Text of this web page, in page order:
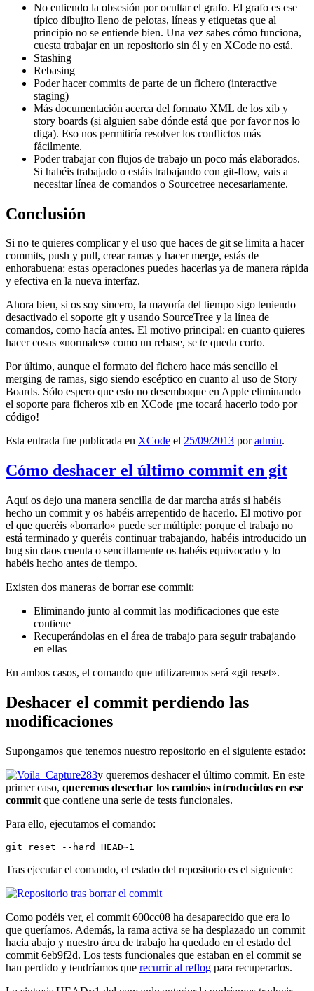
No entiendo la obsesión por ocultar el grafo. El grafo es ese
típico dibujito lleno de pelotas, líneas y etiquetas que al
principio no se entiende bien. Una vez sabes cómo funciona,
cuesta trabajar en un repositorio sin él y en XCode no está.
Stashing
Rebasing
Poder hacer commits de parte de un fichero (interactive
staging)
Más documentación acerca del formato XML de los xib y
story boards (si alguien sabe dónde está que por favor nos lo
diga). Eso nos permitiría resolver los conflictos más
fácilmente.
Poder trabajar con flujos de trabajo un poco más elaborados.
Si habéis trabajado o estáis trabajando con git-flow, vais a
necesitar línea de comandos o Sourcetree necesariamente.
Conclusión
Si no te quieres complicar y el uso que haces de git se limita a hacer
commits, push y pull, crear ramas y hacer merge, estás de
enhorabuena: estas operaciones puedes hacerlas ya de manera rápida
y efectiva en la nueva interfaz.
Ahora bien, si os soy sincero, la mayoría del tiempo sigo teniendo
desactivado el soporte git y usando SourceTree y la línea de
comandos, como hacía antes. El motivo principal: en cuanto quieres
hacer cosas «normales» como un rebase, se te queda corto.
Por último, aunque el formato del fichero hace más sencillo el
merging de ramas, sigo siendo escéptico en cuanto al uso de Story
Boards. Sólo espero que esto no desemboque en Apple eliminando
el soporte para ficheros xib en XCode ¡me tocará hacerlo todo por
código!
Esta entrada fue publicada en XCode el 25/09/2013 poradmin.
Cómo deshacer el último commit en git
Aquí os dejo una manera sencilla de dar marcha atrás si habéis
hecho un commit y os habéis arrepentido de hacerlo. El motivo por
el que queréis «borrarlo» puede ser múltiple: porque el trabajo no
está terminado y queréis continuar trabajando, habéis introducido un
bug sin daos cuenta o sencillamente os habéis equivocado y lo
habéis hecho antes de tiempo.
Existen dos maneras de borrar ese commit:
Eliminando junto al commit las modificaciones que este
contiene
Recuperándolas en el área de trabajo para seguir trabajando
en ellas
En ambos casos, el comando que utilizaremos será «git reset».
Deshacer el commit perdiendo las
modificaciones
Supongamos que tenemos nuestro repositorio en el siguiente estado:
y queremos deshacer el último commit. En este
primer caso, queremos desechar los cambios introducidos en ese
commit que contiene una serie de tests funcionales.
Para ello, ejecutamos el comando:
git reset --hard HEAD~1
Tras ejecutar el comando, el estado del repositorio es el siguiente:
Como podéis ver, el commit 600cc08 ha desaparecido que era lo
que queríamos. Además, la rama activa se ha desplazado un commit
hacia abajo y nuestro área de trabajo ha quedado en el estado del
commit 6eb9f2d. Los tests funcionales que estaban en el commit se
han perdido y tendríamos que recurrir al reflog para recuperarlos.